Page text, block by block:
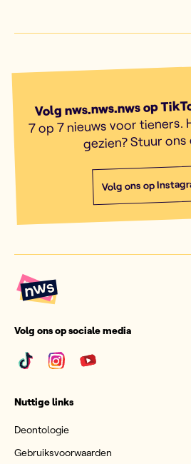
Volg nws.nws.nws op
7 op 7 nieuws voor tieners.
gezien? Stuur ons
Volg ons op
Volg ons op sociale media
Nuttige links
Deontologie
Gebruiksvoorwaarden